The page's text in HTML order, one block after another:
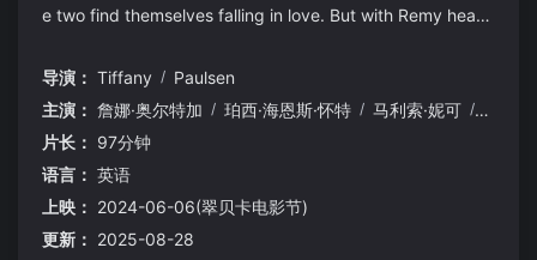
e two find themselves falling in love. But with Remy headi
eevaluate what’s truly important to them.
导演： Tiffany / Paulsen
主演： 詹娜·奥尔特加 / 珀西·海恩斯·怀特 / 马利索·妮可 / 亚当·
片长： 97分钟
语言： 英语
上映： 2024-06-06(翠贝卡电影节)
更新： 2025-08-28